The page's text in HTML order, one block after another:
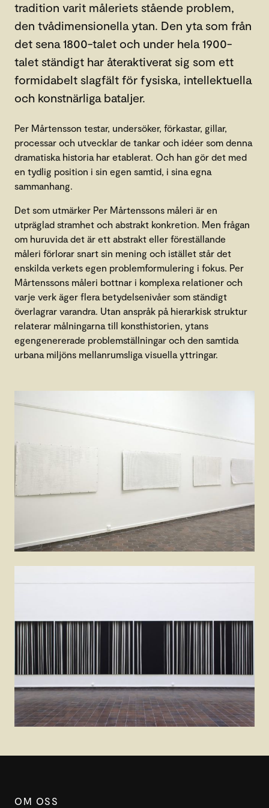
tradition varit måleriets stående problem,
den tvådimensionella ytan. Den yta som från
det sena 1800-talet och under hela 1900-
talet ständigt har återaktiverat sig som ett
formidabelt slagfält för fysiska, intellektuella
och konstnärliga bataljer.
Per Mårtensson testar, undersöker, förkastar, gillar,
processar och utvecklar de tankar och idéer som denna
dramatiska historia har etablerat. Och han gör det med
en tydlig position i sin egen samtid, i sina egna
sammanhang.
Det som utmärker Per Mårtenssons måleri är en
utpräglad stramhet och abstrakt konkretion. Men frågan
om huruvida det är ett abstrakt eller föreställande
måleri förlorar snart sin mening och istället står det
enskilda verkets egen problemformulering i fokus. Per
Mårtenssons måleri bottnar i komplexa relationer och
varje verk äger flera betydelsenivåer som ständigt
överlagrar varandra. Utan anspråk på hierarkisk struktur
relaterar målningarna till konsthistorien, ytans
egengenererade problemställningar och den samtida
urbana miljöns mellanrumsliga visuella yttringar.
OM OSS